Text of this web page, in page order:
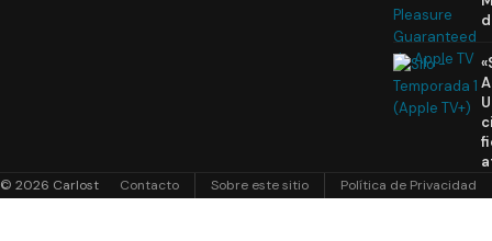
© 2026 Carlost Contacto Sobre este sitio Política de Privacidad